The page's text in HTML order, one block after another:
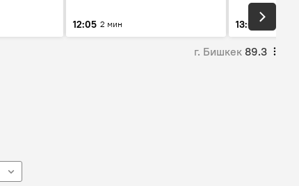
12:05 2 мин 13:01 3 мин
г. Бишкек 89.3